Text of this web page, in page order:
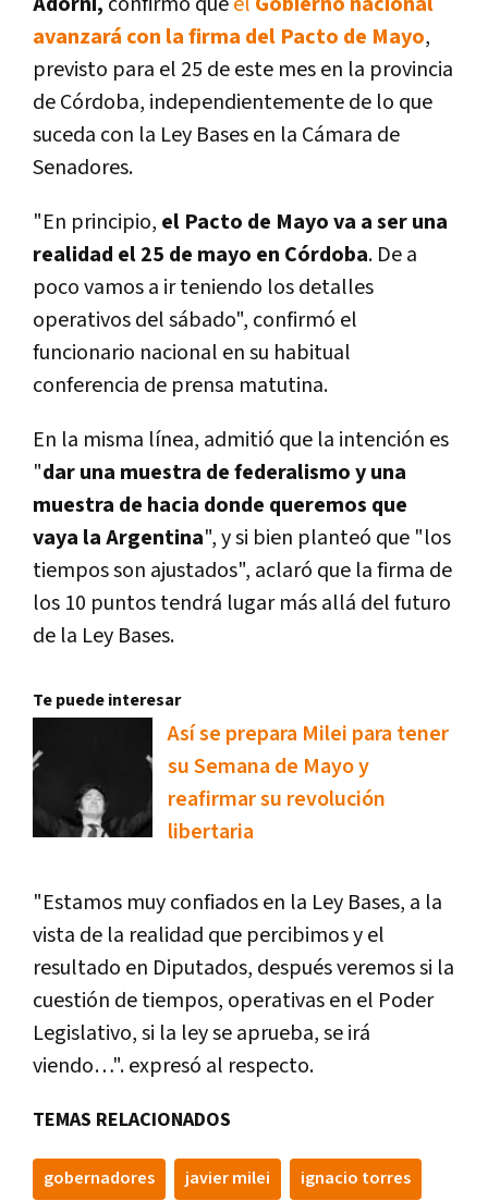
avanzará con la firma del Pacto de Mayo,
previsto para el 25 de este mes en la provincia
de Córdoba, independientemente de lo que
suceda con la Ley Bases en la Cámara de
Senadores.
"En principio, el Pacto de Mayo va a ser una
realidad el 25 de mayo en Córdoba. De a
poco vamos a ir teniendo los detalles
operativos del sábado", confirmó el
funcionario nacional en su habitual
conferencia de prensa matutina.
En la misma línea, admitió que la intención es
"dar una muestra de federalismo y una
muestra de hacia donde queremos que
vaya la Argentina", y si bien planteó que "los
tiempos son ajustados", aclaró que la firma de
los 10 puntos tendrá lugar más allá del futuro
de la Ley Bases.
Te puede interesar
Así se prepara Milei para tener
su Semana de Mayo y
reafirmar su revolución
libertaria
"Estamos muy confiados en la Ley Bases, a la
vista de la realidad que percibimos y el
resultado en Diputados, después veremos si la
cuestión de tiempos, operativas en el Poder
Legislativo, si la ley se aprueba, se irá
viendo…". expresó al respecto.
TEMAS RELACIONADOS
gobernadores javier milei ignacio torres